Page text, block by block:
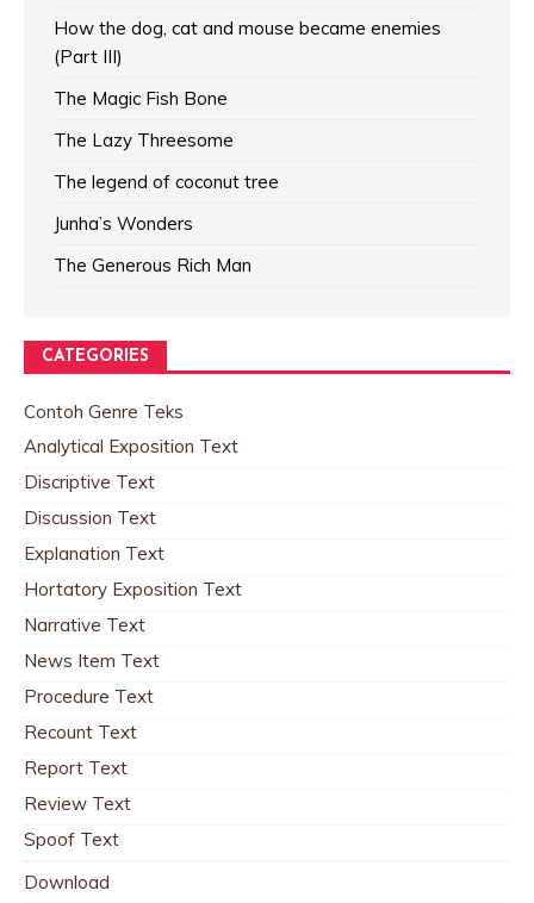
How the dog, cat and mouse became enemies
(Part III)
The Magic Fish Bone
The Lazy Threesome
The legend of coconut tree
Junha’s Wonders
The Generous Rich Man
CATEGORIES
Contoh Genre Teks
Analytical Exposition Text
Discriptive Text
Discussion Text
Explanation Text
Hortatory Exposition Text
Narrative Text
News Item Text
Procedure Text
Recount Text
Report Text
Review Text
Spoof Text
Download